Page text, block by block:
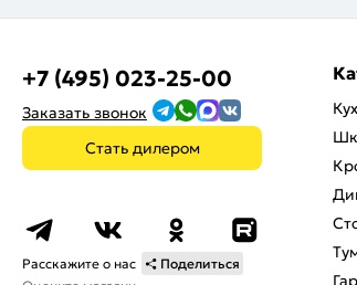
+7 (495) 023-25-00
Заказать звонок
Стать дилером
Расскажите о нас
Поделиться